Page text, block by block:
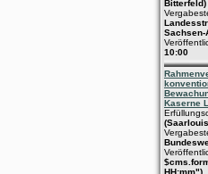
Bitterfeld)
Sachsen-
10:00
Kaserne
HH:mm")